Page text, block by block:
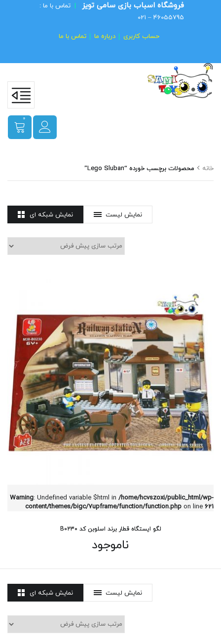
فروشگاه اسباب بازی سامی تویز | تماس با ما :
46055795 – 021
حساب کاربری درباره ما تماس با ما
0
خانه محصولات برچسب خورده “Lego Sluban”
نمایش شبکه ای نمایش لیست
Warning: Undefined variable $html in /home/hcvszoxi/public_html/wp-
content/themes/bigc/7upframe/function/function.php on line 621
لگو ایستگاه قطار برند اسلوبن کد B0230
ناموجود
نمایش شبکه ای نمایش لیست